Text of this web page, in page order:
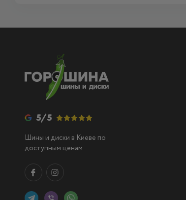
5/5
Шины и диски в Киеве по
доступным ценам